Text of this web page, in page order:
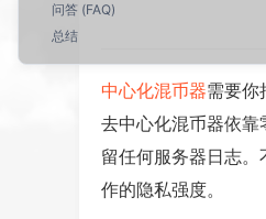
中心化混币器需要你
去中心化混币器依
留任何服务器日志
作的隐私强度。
问答 (FAQ)
总结